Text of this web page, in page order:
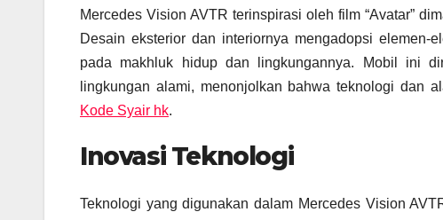
Mercedes Vision AVTR terinspirasi oleh film “Avatar”
Desain eksterior dan interiornya mengadopsi elemen-
pada makhluk hidup dan lingkungannya. Mobil ini
lingkungan alami, menonjolkan bahwa teknologi dan
Kode Syair hk.
Inovasi Teknologi
Teknologi yang digunakan dalam Mercedes Vision